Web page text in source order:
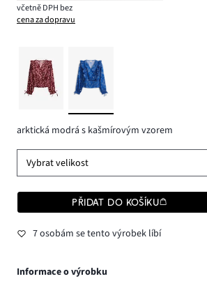
včetně DPH bez
cena za dopravu
arktická modrá s kašmírovým vzorem
Vybrat velikost
PŘIDAT DO KOŠÍKU
7 osobám se tento výrobek líbí
Informace o výrobku